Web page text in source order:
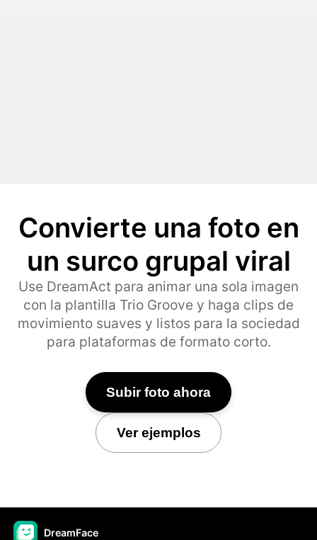
Convierte una foto en
un surco grupal viral
Use DreamAct para animar una sola imagen
con la plantilla Trio Groove y haga clips de
movimiento suaves y listos para la sociedad
para plataformas de formato corto.
Subir foto ahora
Ver ejemplos
DreamFace